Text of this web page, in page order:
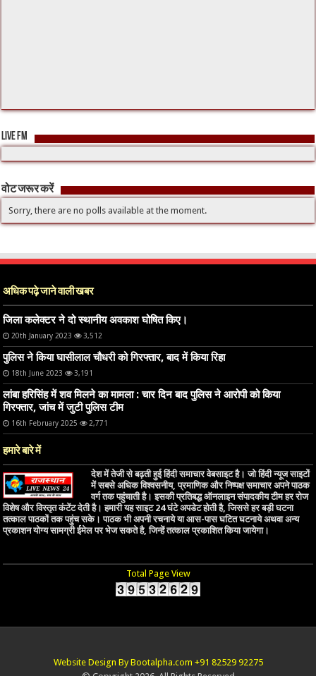
LIVE FM
वोट जरूर करें
Sorry, there are no polls available at the moment.
अधिक पढ़े जाने वाली खबर
जिला कलेक्टर ने दो स्थानीय अवकाश घोषित किए।
20th January 2023 3,512
पुलिस ने किया घासीलाल चौधरी को गिरफ्तार, बाद में किया रिहा
18th June 2023 3,191
लांबा हरिसिंह में शव मिलने का मामला : चार दिन बाद पुलिस ने आरोपी को किया
गिरफ्तार, जांच में जुटी पुलिस टीम
16th February 2025 2,771
हमारे बारे में
देश में तेजी से बढ़ती हुई हिंदी समाचार वेबसाइट है। जो हिंदी न्यूज साइटों
में सबसे अधिक विश्वसनीय, प्रमाणिक और निष्पक्ष समाचार अपने पाठक
वर्ग तक पहुंचाती है। इसकी प्रतिबद्ध ऑनलाइन संपादकीय टीम हर रोज
विशेष और विस्तृत कंटेंट देती है। हमारी यह साइट 24 घंटे अपडेट होती है, जिससे हर बड़ी घटना
तत्काल पाठकों तक पहुंच सके। पाठक भी अपनी रचनाये या आस-पास घटित घटनाये अथवा अन्य
प्रकाशन योग्य सामग्री ईमेल पर भेज सकते है, जिन्हें तत्काल प्रकाशित किया जायेगा।
Total Page View
Website Design By Bootalpha.com +91 82529 92275